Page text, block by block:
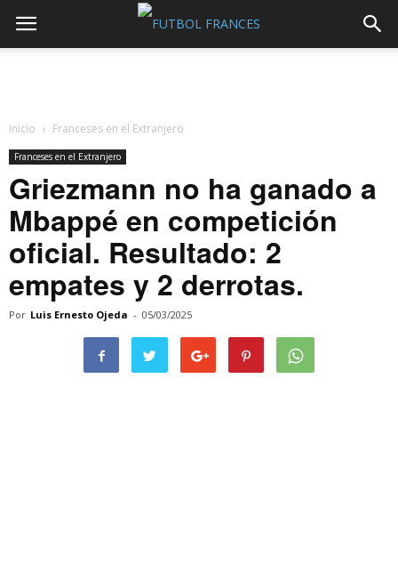
Inicio Franceses en el Extranjero
Franceses en el Extranjero
Griezmann no ha ganado a
Mbappé en competición
oficial. Resultado: 2
empates y 2 derrotas.
Por Luis Ernesto Ojeda - 05/03/2025